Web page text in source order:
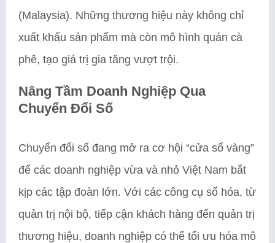
(Malaysia). Những thương hiệu này không chỉ
xuất khẩu sản phẩm mà còn mô hình quán cà
phê, tạo giá trị gia tăng vượt trội.
Nâng Tầm Doanh Nghiệp Qua
Chuyển Đổi Số
Chuyển đổi số đang mở ra cơ hội “cửa sổ vàng”
để các doanh nghiệp vừa và nhỏ Việt Nam bắt
kịp các tập đoàn lớn. Với các công cụ số hóa, từ
quản trị nội bộ, tiếp cận khách hàng đến quản trị
thương hiệu, doanh nghiệp có thể tối ưu hóa mô